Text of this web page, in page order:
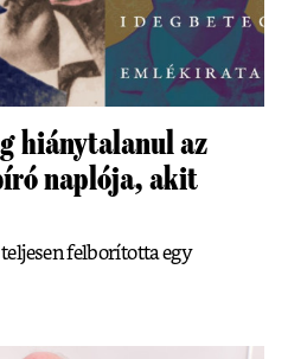
hiánytalanul az
naplója, akit
felborította egy